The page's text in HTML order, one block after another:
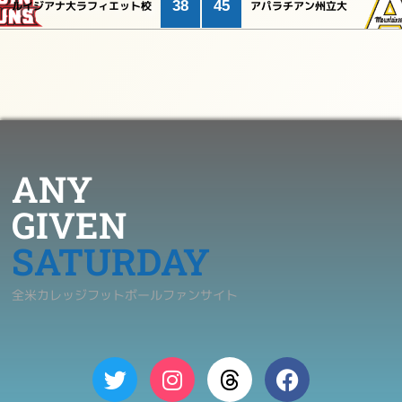
ルイジアナ大ラフィエット校 38 45 アパラチアン州立大
ANY
GIVEN
SATURDAY
全米カレッジフットボールファンサイト